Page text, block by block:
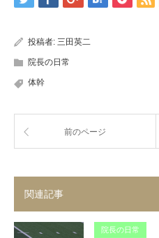
投稿者: 三田英二
院長の日常
体幹
前のページ
関連記事
院長の日常